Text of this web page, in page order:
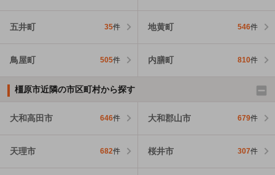
五井町 35件 地黄町 546件
鳥屋町 505件 内膳町 810件
橿原市近隣の市区町村から探す
大和高田市 646件 大和郡山市 679件
天理市 682件 桜井市 307件